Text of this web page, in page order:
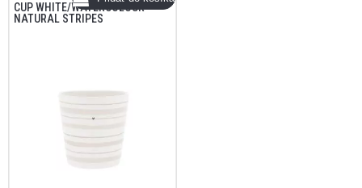
CUP WHITE/WATERCOLOUR
NATURAL STRIPES